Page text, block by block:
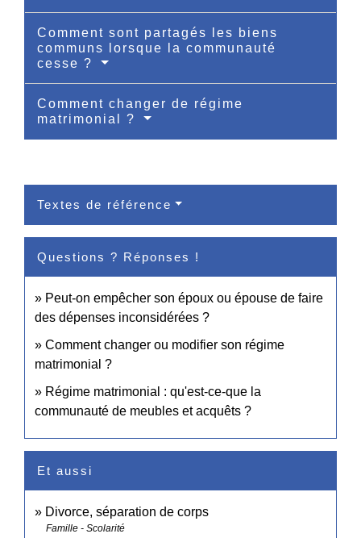
Comment sont partagés les biens
communs lorsque la communauté
cesse ?
Comment changer de régime
matrimonial ?
Textes de référence
Questions ? Réponses !
Peut-on empêcher son époux ou épouse de faire
des dépenses inconsidérées ?
Comment changer ou modifier son régime
matrimonial ?
Régime matrimonial : qu'est-ce-que la
communauté de meubles et acquêts ?
Et aussi
Divorce, séparation de corps
Famille - Scolarité